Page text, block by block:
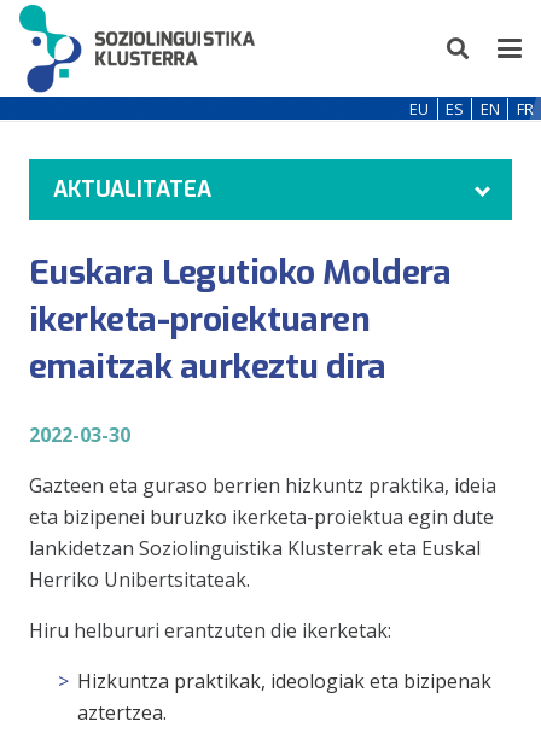
EU ES EN FR
AKTUALITATEA
Euskara Legutioko Moldera
ikerketa-proiektuaren
emaitzak aurkeztu dira
2022-03-30
Gazteen eta guraso berrien hizkuntz praktika, ideia
eta bizipenei buruzko ikerketa-proiektua egin dute
lankidetzan Soziolinguistika Klusterrak eta Euskal
Herriko Unibertsitateak.
Hiru helbururi erantzuten die ikerketak:
Hizkuntza praktikak, ideologiak eta bizipenak
aztertzea.